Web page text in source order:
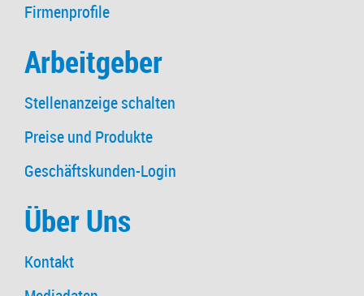
Firmenprofile
Arbeitgeber
Stellenanzeige schalten
Preise und Produkte
Geschäftskunden-Login
Über Uns
Kontakt